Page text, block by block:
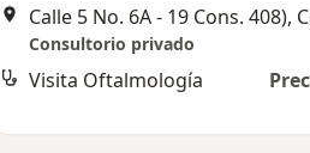
Calle 5 No. 6A - 19 Cons. 408),
Consultorio privado
Visita Oftalmología